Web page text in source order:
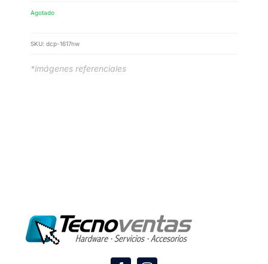
Agotado
SKU: dcp-1617nw
*imágenes referenciales